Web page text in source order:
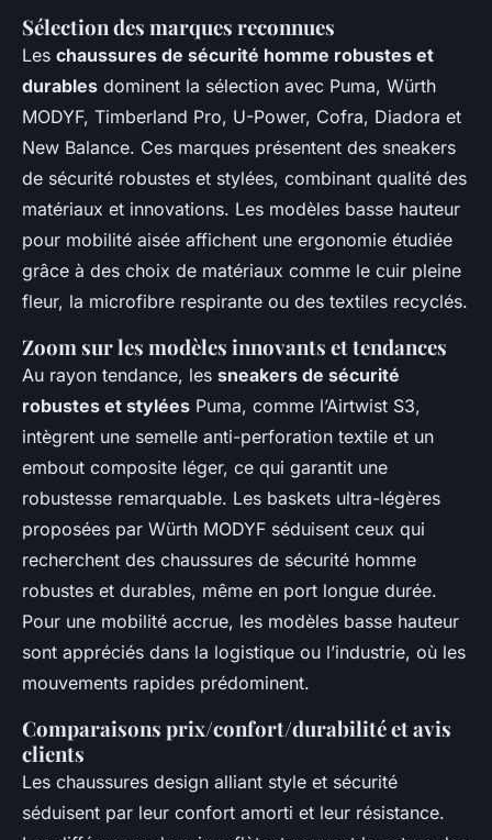
Sélection des marques reconnues
Les chaussures de sécurité homme robustes et
durables dominent la sélection avec Puma, Würth
MODYF, Timberland Pro, U-Power, Cofra, Diadora et
New Balance. Ces marques présentent des sneakers
de sécurité robustes et stylées, combinant qualité des
matériaux et innovations. Les modèles basse hauteur
pour mobilité aisée affichent une ergonomie étudiée
grâce à des choix de matériaux comme le cuir pleine
fleur, la microfibre respirante ou des textiles recyclés.
Zoom sur les modèles innovants et tendances
Au rayon tendance, les sneakers de sécurité
robustes et stylées Puma, comme l’Airtwist S3,
intègrent une semelle anti-perforation textile et un
embout composite léger, ce qui garantit une
robustesse remarquable. Les baskets ultra-légères
proposées par Würth MODYF séduisent ceux qui
recherchent des chaussures de sécurité homme
robustes et durables, même en port longue durée.
Pour une mobilité accrue, les modèles basse hauteur
sont appréciés dans la logistique ou l’industrie, où les
mouvements rapides prédominent.
Comparaisons prix/confort/durabilité et avis
clients
Les chaussures design alliant style et sécurité
séduisent par leur confort amorti et leur résistance.